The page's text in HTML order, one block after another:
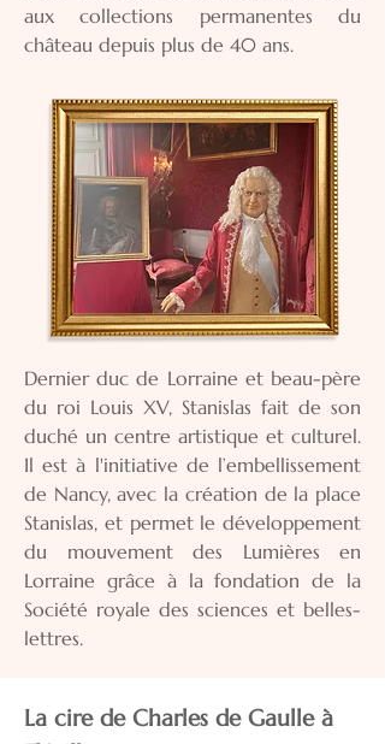
aux collections permanentes du
château depuis plus de 40 ans.
Dernier duc de Lorraine et beau-père
du roi Louis XV, Stanislas fait de son
duché un centre artistique et culturel.
Il est à l'initiative de l’embellissement
de Nancy, avec la création de la place
Stanislas, et permet le développement
du mouvement des Lumières en
Lorraine grâce à la fondation de la
Société royale des sciences et belles-
lettres.
La cire de Charles de Gaulle à